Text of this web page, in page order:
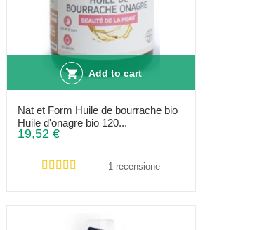
Add to cart
Nat et Form Huile de bourrache bio
Huile d'onagre bio 120...
19,52 €
1 recensione